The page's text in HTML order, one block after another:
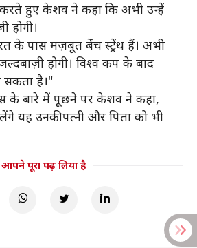
हुए केशव ने कहा कि अभी उन्हें
होगी।
के पास मज़बूत बेंच स्ट्रेंथ हैं। अभी
होगी। विश्व कप के बाद
सकता है।"
के बारे में पूछने पर केशव ने कहा,
यह उनकी पत्नी और पिता को भी
आपने पूरा पढ़ लिया है